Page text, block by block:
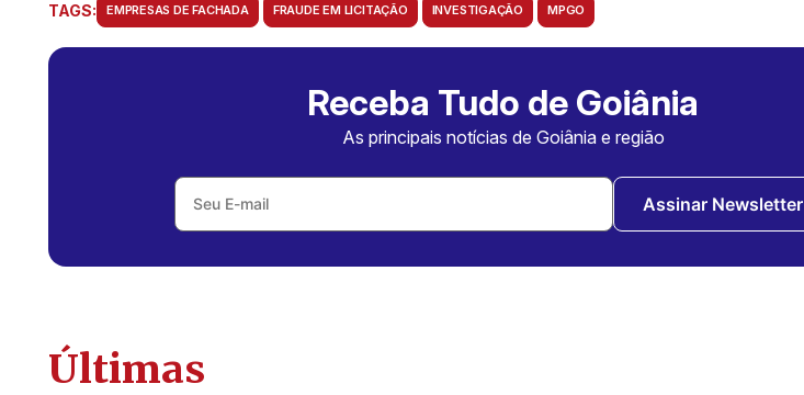
TAGS: EMPRESAS DE FACHADA FRAUDE EM LICITAÇÃO INVESTIGAÇÃO MPGO
Receba Tudo de Goiânia
As principais notícias de Goiânia e região
Assinar Newsletter
Últimas